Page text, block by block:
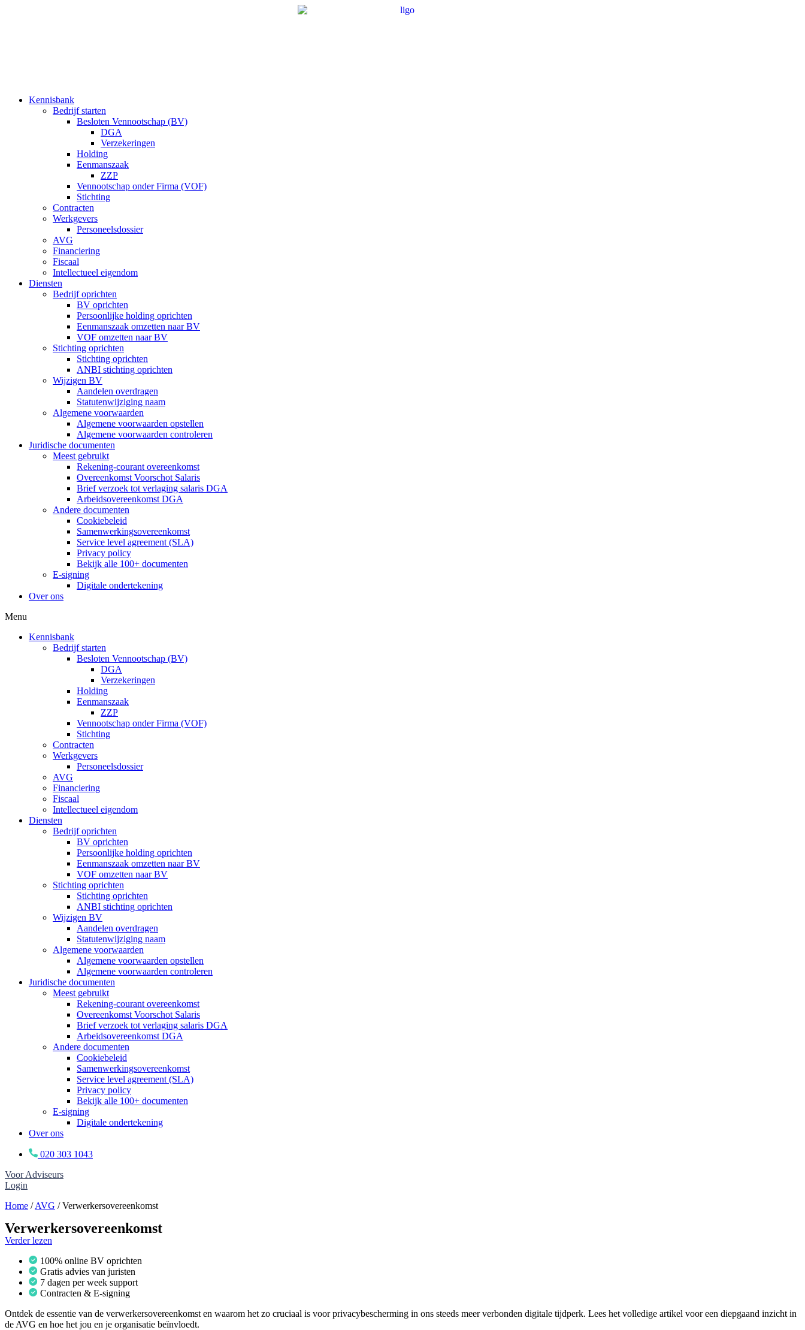
Kennisbank
Bedrijf starten
Besloten Vennootschap (BV)
DGA
Verzekeringen
Holding
Eenmanszaak
ZZP
Vennootschap onder Firma (VOF)
Stichting
Contracten
Werkgevers
Personeelsdossier
AVG
Financiering
Fiscaal
Intellectueel eigendom
Diensten
Bedrijf oprichten
BV oprichten
Persoonlijke holding oprichten
Eenmanszaak omzetten naar BV
VOF omzetten naar BV
Stichting oprichten
Stichting oprichten
ANBI stichting oprichten
Wijzigen BV
Aandelen overdragen
Statutenwijziging naam
Algemene voorwaarden
Algemene voorwaarden opstellen
Algemene voorwaarden controleren
Juridische documenten
Meest gebruikt
Rekening-courant overeenkomst
Overeenkomst Voorschot Salaris
Brief verzoek tot verlaging salaris DGA
Arbeidsovereenkomst DGA
Andere documenten
Cookiebeleid
Samenwerkingsovereenkomst
Service level agreement (SLA)
Privacy policy
Bekijk alle 100+ documenten
E-signing
Digitale ondertekening
Over ons
Menu
Kennisbank
Bedrijf starten
Besloten Vennootschap (BV)
DGA
Verzekeringen
Holding
Eenmanszaak
ZZP
Vennootschap onder Firma (VOF)
Stichting
Contracten
Werkgevers
Personeelsdossier
AVG
Financiering
Fiscaal
Intellectueel eigendom
Diensten
Bedrijf oprichten
BV oprichten
Persoonlijke holding oprichten
Eenmanszaak omzetten naar BV
VOF omzetten naar BV
Stichting oprichten
Stichting oprichten
ANBI stichting oprichten
Wijzigen BV
Aandelen overdragen
Statutenwijziging naam
Algemene voorwaarden
Algemene voorwaarden opstellen
Algemene voorwaarden controleren
Juridische documenten
Meest gebruikt
Rekening-courant overeenkomst
Overeenkomst Voorschot Salaris
Brief verzoek tot verlaging salaris DGA
Arbeidsovereenkomst DGA
Andere documenten
Cookiebeleid
Samenwerkingsovereenkomst
Service level agreement (SLA)
Privacy policy
Bekijk alle 100+ documenten
E-signing
Digitale ondertekening
Over ons
020 303 1043
Voor Adviseurs
Login
Home /AVG /Verwerkersovereenkomst
Verwerkersovereenkomst
Verder lezen
100% online BV oprichten
Gratis advies van juristen
7 dagen per week support
Contracten & E-signing
Ontdek de essentie van de verwerkersovereenkomst en waarom het zo cruciaal is voor privacybescherming in ons steeds meer verbonden digitale tijdperk. Lees het volledige artikel voor een diepgaand inzicht in
de AVG en hoe het jou en je organisatie beïnvloedt.